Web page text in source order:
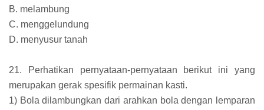
B. melambung
C. menggelundung
D. menyusur tanah
21. Perhatikan pernyataan-pernyataan berikut ini yang
merupakan gerak spesifik permainan kasti.
1) Bola dilambungkan dari arahkan bola dengan lemparan